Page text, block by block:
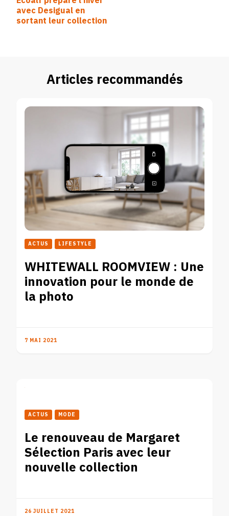
d’article
avec Desigual en
sortant leur collection
Articles recommandés
ACTUS LIFESTYLE
WHITEWALL ROOMVIEW : Une
innovation pour le monde de
la photo
7 MAI 2021
ACTUS MODE
Le renouveau de Margaret
Sélection Paris avec leur
nouvelle collection
26 JUILLET 2021